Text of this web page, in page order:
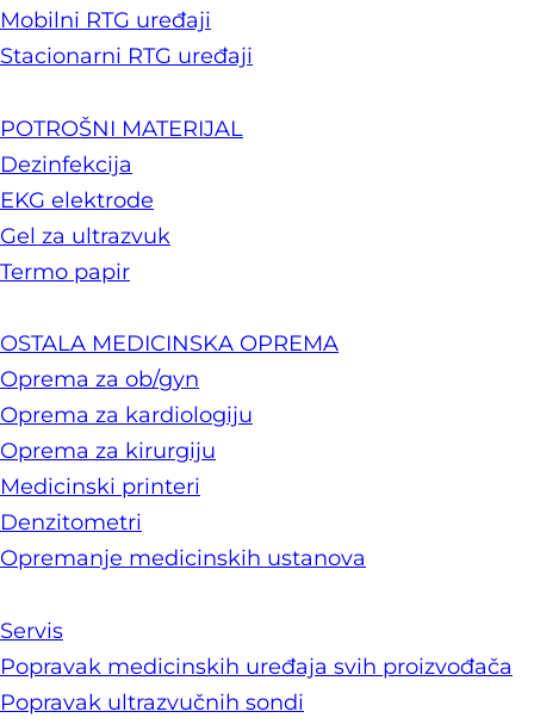
Mobilni RTG uređaji
Stacionarni RTG uređaji
POTROŠNI MATERIJAL
Dezinfekcija
EKG elektrode
Gel za ultrazvuk
Termo papir
OSTALA MEDICINSKA OPREMA
Oprema za ob/gyn
Oprema za kardiologiju
Oprema za kirurgiju
Medicinski printeri
Denzitometri
Opremanje medicinskih ustanova
Servis
Popravak medicinskih uređaja svih proizvođača
Popravak ultrazvučnih sondi